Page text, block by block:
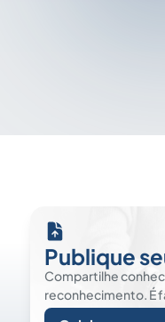
Publique
Compartilhe
reconhecimento. É